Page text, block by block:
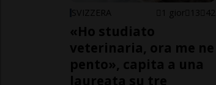
SVIZZERA 1 gior 13 42
«Ho studiato
veterinaria, ora me ne
pento», capita a una
laureata su tre